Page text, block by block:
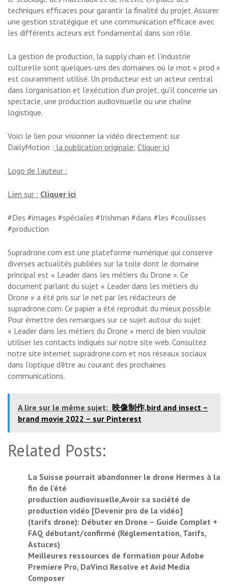
techniques efficaces pour garantir la finalité du projet. Assurer
une gestion stratégique et une communication efficace avec
les différents acteurs est fondamental dans son rôle.
La gestion de production, la supply chain et l’industrie
culturelle sont quelques-uns des domaines où le mot « prod »
est couramment utilisé. Un producteur est un acteur central
dans l’organisation et l’exécution d’un projet, qu’il concerne un
spectacle, une production audiovisuelle ou une chaîne
logistique.
Voici le lien pour visionner la vidéo directement sur
DailyMotion : la publication originale: Cliquer ici
Logo de l’auteur :
Lien sur : Cliquer ici.
#Des #images #spéciales #Irishman #dans #les #coulisses
#production
Supradrone.com est une plateforme numérique qui conserve
diverses actualités publiées sur la toile dont le domaine
principal est « Leader dans les métiers du Drone ». Ce
document parlant du sujet « Leader dans les métiers du
Drone » a été pris sur le net par les rédacteurs de
supradrone.com. Ce papier a été reproduit du mieux possible.
Pour émettre des remarques sur ce sujet autour du sujet
« Leader dans les métiers du Drone » merci de bien vouloir
utiliser les contacts indiqués sur notre site web. Consultez
notre site internet supradrone.com et nos réseaux sociaux
dans l’optique d’être au courant des prochaines
communications.
A lire sur le même sujet: 映像制作,bird and insect –
brand movie 2022 – sur Pinterest
Related Posts:
La Suisse pourrait abandonner le drone Hermes à la
fin de l’été
production audiovisuelle,Avoir sa société de
production vidéo [Devenir pro de la vidéo]
(tarifs drone): Débuter en Drone – Guide Complet +
FAQ débutant/confirmé (Réglementation, Tarifs,
Astuces)
Meilleures ressources de formation pour Adobe
Premiere Pro, DaVinci Resolve et Avid Media
Composer